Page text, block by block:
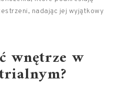
nadając jej wyjątkowy
wnętrze w